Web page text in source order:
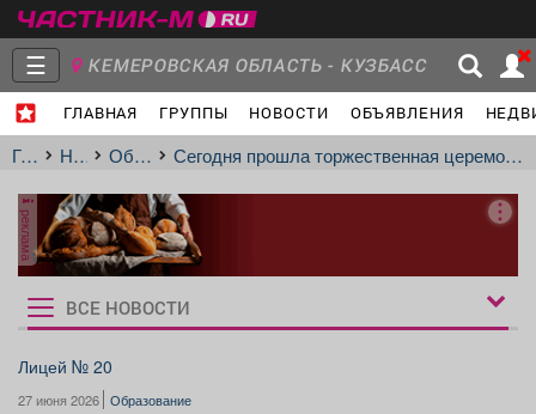
☰ КЕМЕРОВСКАЯ ОБЛАСТЬ - КУЗБАСС
ГЛАВНАЯ ГРУППЫ НОВОСТИ ОБЪЯВЛЕНИЯ
Главная
Объявления Недвижимость Услуги
ГлавнаяНовостиОбразование Сегодня прошла торжественная церемония вручения аттестатов, ставшая кульминацией выпускного бала.
реклама
Рукбрики
новостей
ВСЕ НОВОСТИ
Лицей № 20
27 июня 2026 Образование